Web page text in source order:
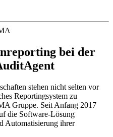
bei der
stehen nicht selten vor
Reportingsystem zu
Gruppe. Seit Anfang 2017
die Software-Lösung
Automatisierung ihrer